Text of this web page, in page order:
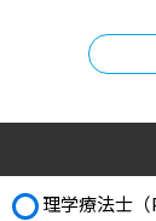
理学療法士（